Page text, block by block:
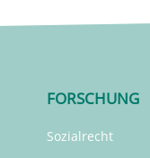
FORSCHUNG
Sozialrecht